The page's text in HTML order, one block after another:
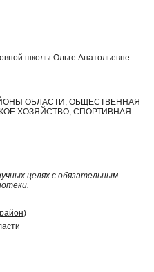
школы Ольге Анатольевне
ОБЛАСТИ, ОБЩЕСТВЕННАЯ
ХОЗЯЙСТВО, СПОРТИВНАЯ
целях с обязательным